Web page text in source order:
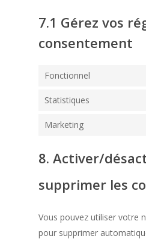
7.1 Gérez vos
consentement
Fonctionnel
Statistiques
Marketing
8. Activer/
supprimer les
Vous pouvez utiliser votre
pour supprimer